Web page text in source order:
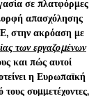
σε πλατφόρμες
απασχόλησης
στην ακρόαση με
των εργαζομένων
και πώς αυτοί
η Ευρωπαϊκή
συμμετέχοντες,